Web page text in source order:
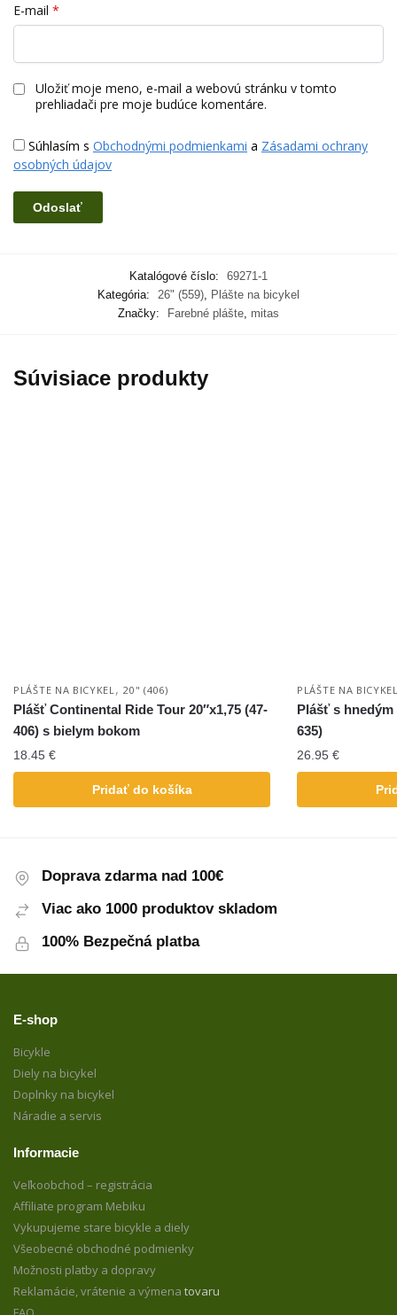
E-mail *
Uložiť moje meno, e-mail a webovú stránku v tomto
prehliadači pre moje budúce komentáre.
Súhlasím s Obchodnými podmienkami a Zásadami ochrany
osobných údajov
Katalógové číslo:
69271-1
Kategória:
26" (559) Plášte na bicykel
Značky:
Farebné plášte mitas
Súvisiace produkty
PLÁŠTE NA BICYKEL ,20" (406)
Plášť Continental Ride Tour 20″x1,75 (47-
406) s bielym bokom
18.45 €
Pridať do košíka
PLÁŠTE NA
Plášť s hnedým
635)
26.95 €
Doprava zdarma nad 100€
Viac ako 1000 produktov skladom
100% Bezpečná platba
E-shop
Bicykle
Diely na bicykel
Doplnky na bicykel
Náradie a servis
Informacie
Veľkoobchod – registrácia
Affiliate program Mebiku
Vykupujeme stare bicykle a diely
Všeobecné obchodné podmienky
Možnosti platby a dopravy
Reklamácie, vrátenie a výmena tovaru